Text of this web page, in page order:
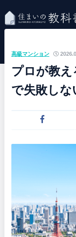
高級マンション
プロが教
で失敗しな